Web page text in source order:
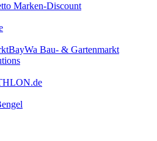
Marken-Discount
BayWa Bau- & Gartenmarkt